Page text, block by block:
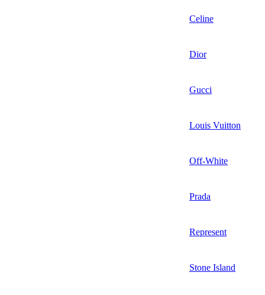
Celine
Dior
Gucci
Louis Vuitton
Off-White
Prada
Represent
Stone Island